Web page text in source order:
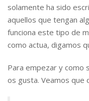
solamente ha sido
aquellos que tengan
funciona este tipo de
como actua, digamos
Para empezar y como
os gusta. Veamos que